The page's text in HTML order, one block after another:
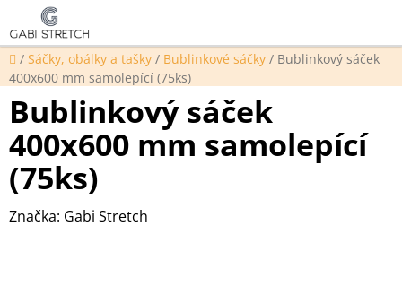
na
obsah
KOŠÍK
Domů
/ Sáčky, obálky a tašky / Bublinkové sáčky / Bublinkový sáček
400x600 mm samolepící (75ks)
Bublinkový sáček
400x600 mm samolepící
(75ks)
Značka: Gabi Stretch